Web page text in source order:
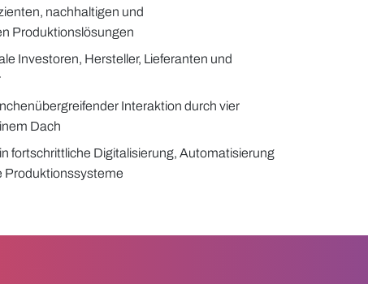
nachhaltigen und
Produktionslösungen
Investoren, Hersteller, Lieferanten und
Interaktion durch vier
Dach
fortschrittliche Digitalisierung, Automatisierung
Produktionssysteme